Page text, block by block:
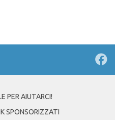
PER AIUTARCI!
SPONSORIZZATI